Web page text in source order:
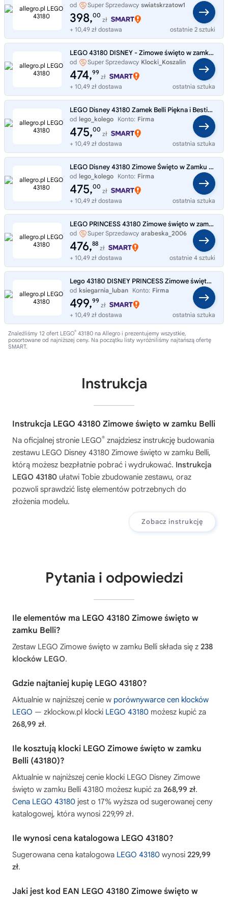
od Super Sprzedawcy swiatskrzatow1
398,00
zł
+ 10,49 zł dostawa
ostatnie 2 sztuki
LEGO 43180 DISNEY - Zimowe święto w zamku Belli
od Super Sprzedawcy Klocki_Koszalin
474,99
zł
+ 10,49 zł dostawa
ostatnia sztuka
LEGO Disney 43180 Zamek Belli Piękna i Bestia NOWE
od lego_kolego Konto: Firma
475,00
zł
+ 10,49 zł dostawa
ostatnia sztuka
LEGO Disney 43180 Zimowe Święto w Zamku Belli Piękna i Bestia Imbryk Trybik
od lego_kolego Konto: Firma
475,00
zł
+ 10,49 zł dostawa
ostatnia sztuka
LEGO PRINCESS 43180 Zimowe święto w zamku Belli
od Super Sprzedawcy arabeska_2006
476,88
zł
+ 10,49 zł dostawa
ostatnie 4 sztuki
Lego 43180 DISNEY PRINCESS Zimowe święto w zamku B
od ksiegarnia_luban Konto: Firma
499,99
zł
+ 10,49 zł dostawa
ostatnia sztuka
Znaleźliśmy 12 ofert LEGO® 43180 na Allegro i prezentujemy wszystkie,
posortowane od najniższej ceny. Na początku listy wyróżniliśmy najtańszą ofertę
SMART.
Instrukcja
Instrukcja LEGO 43180 Zimowe święto w zamku Belli
Na oficjalnej stronie LEGO® znajdziesz instrukcję budowania
zestawu LEGO Disney 43180 Zimowe święto w zamku Belli,
którą możesz bezpłatnie pobrać i wydrukować. Instrukcja
LEGO 43180 ułatwi Tobie zbudowanie zestawu, oraz
pozwoli sprawdzić listę elementów potrzebnych do
złożenia modelu.
Zobacz instrukcję
Pytania i odpowiedzi
Ile elementów ma LEGO 43180 Zimowe święto w
zamku Belli?
Zestaw LEGO Zimowe święto w zamku Belli składa się z 238
klocków LEGO.
Gdzie najtaniej kupię LEGO 43180?
Aktualnie w najniższej cenie w porównywarce cen klocków
LEGO — zklockow.pl klocki LEGO 43180 możesz kupić za
268,99 zł.
Ile kosztują klocki LEGO Zimowe święto w zamku
Belli (43180)?
Aktualnie w najniższej cenie klocki LEGO Disney Zimowe
święto w zamku Belli 43180 możesz kupić za 268,99 zł.
Cena LEGO 43180 jest o 17% wyższa od sugerowanej ceny
katalogowej, która wynosi 229,99 zł.
Ile wynosi cena katalogowa LEGO 43180?
Sugerowana cena katalogowa LEGO 43180 wynosi 229,99
zł.
Jaki jest kod EAN LEGO 43180 Zimowe święto w